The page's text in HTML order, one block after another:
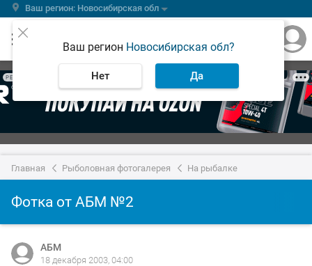
Ваш регион: Новосибирская обл
Ваш регион Новосибирская обл?
Нет Да
РЕКЛАМА
Главная Рыболовная фотогалерея На рыбалке
Фотка от АБМ №2
АБМ
18 декабря 2003, 04:00